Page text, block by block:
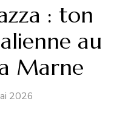
: ton
au
Marne
2026